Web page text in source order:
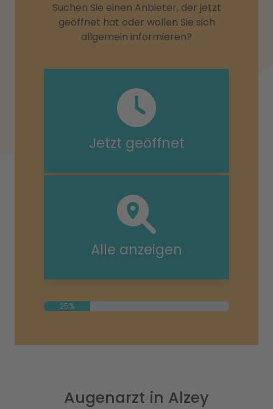
Suchen Sie einen Anbieter, der jetzt
geöffnet hat oder wollen Sie sich
allgemein informieren?
Jetzt geöffnet
Alle anzeigen
25%
Augenarzt in Alzey